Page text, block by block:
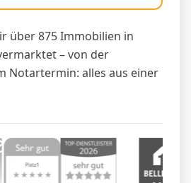
über 875 Immobilien in
– von der
Notartermin: alles aus einer